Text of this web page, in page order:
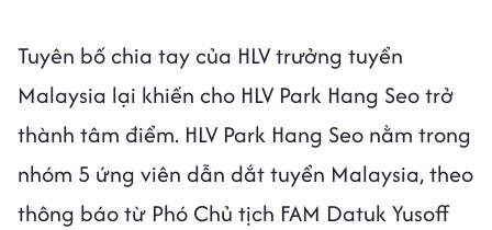
Tuyên bố chia tay của HLV trưởng tuyển
Malaysia lại khiến cho HLV Park Hang Seo trở
thành tâm điểm. HLV Park Hang Seo nằm trong
nhóm 5 ứng viên dẫn dắt tuyển Malaysia, theo
thông báo từ Phó Chủ tịch FAM Datuk Yusoff